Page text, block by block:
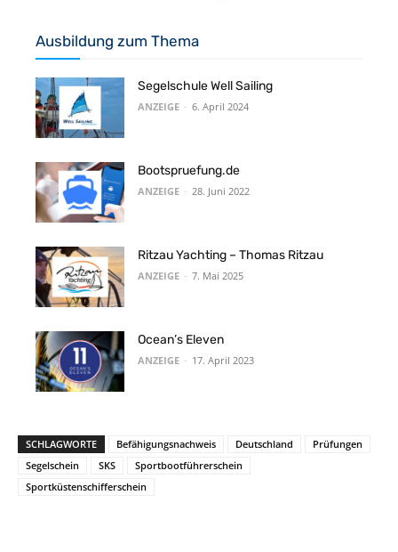
Ausbildung zum Thema
Segelschule Well Sailing
ANZEIGE - 6. April 2024
Bootspruefung.de
ANZEIGE - 28. Juni 2022
Ritzau Yachting – Thomas Ritzau
ANZEIGE - 7. Mai 2025
Ocean’s Eleven
ANZEIGE - 17. April 2023
SCHLAGWORTE Befähigungsnachweis Deutschland
Prüfungen
Segelschein
SKS
Sportbootführerschein
Sportküstenschifferschein